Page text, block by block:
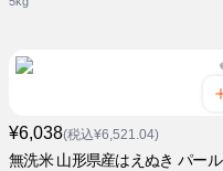
¥6,038(税込¥6,521.04)
無洗米 山形県産はえぬき パール